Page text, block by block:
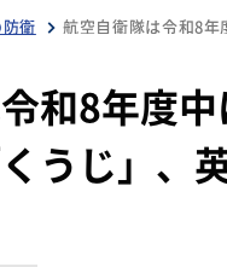
衛
和8年度中
うじ」、